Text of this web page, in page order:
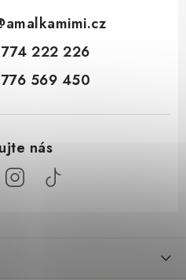
amalkamimi.cz
222 226
569 450